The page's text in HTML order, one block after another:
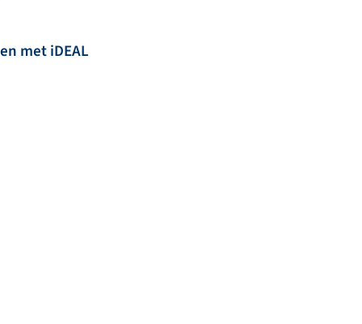
met iDEAL